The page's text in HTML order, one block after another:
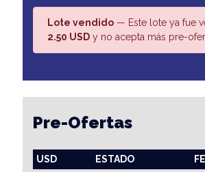
Lote vendido — Este lote ya fue
2.50 USD y no acepta más pre-
Pre-Ofertas
USD ESTADO